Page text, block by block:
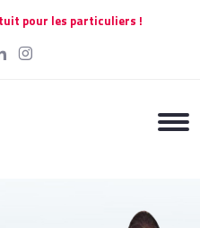
pour les particuliers !